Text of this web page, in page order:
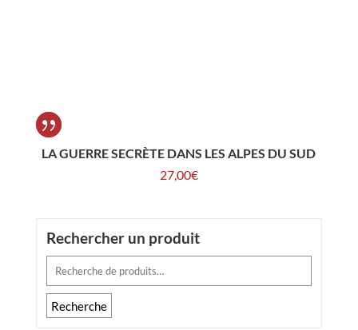
LA GUERRE SECRÈTE DANS LES ALPES DU SUD
27,00€
Rechercher un produit
Recherche
pour :
Recherche